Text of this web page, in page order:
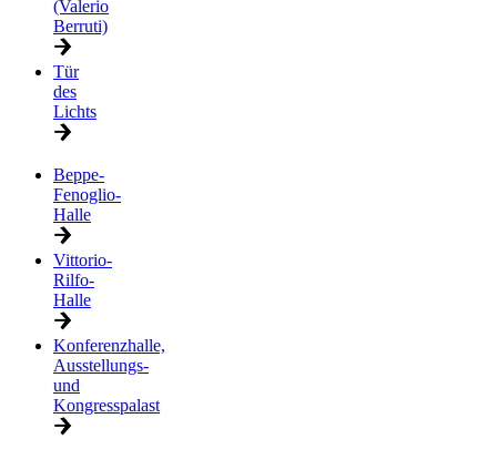
(Valerio
Berruti)
Tür
des
Lichts
Beppe-
Fenoglio-
Halle
Vittorio-
Rilfo-
Halle
Konferenzhalle,
Ausstellungs-
und
Kongresspalast